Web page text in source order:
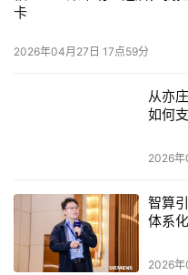
日立数据系统有限公司
solutions， 于2004年5
9500V?系列模块存储系
这些新选项能够被添加到
磁盘优势的分层存储解决
日立公司于6月15日发表
生命周期的服务“DLCM
该方案以存储设备等硬件
卡
2026年04月27日 17点59分
从亦
如何
2026
智算
体系
2026年